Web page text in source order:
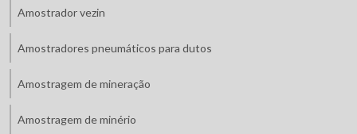
Amostrador vezin
Amostradores pneumáticos para dutos
Amostragem de mineração
Amostragem de minério